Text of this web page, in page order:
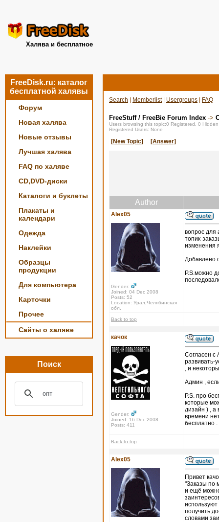
Халява и бесплатное
FreeDisk.ru: каталог
бесплатной халявы
Форум
Новая халява
Новые отзывы
Лучшая халява
FAQ по халяве
CD,DVD-диски
Каталоги и буклеты
Плакаты и
календари
Одежда
Наклейки
Образцы
продукции
Для компьютера
Карточки
Прочее
Сайты о халяве
Поиск
Search Memberlist| Usergroups FAQ
FreeStuff / FreeBie Forum Index ->
Users browsing this topic:0 Registered, 0
Registered Users: None
[New Topic] [Answer]
Author
Alex05
Gender:
Joined: 04 Dec 2008
Posts: 52
Location: Урал,Челябинская
обл.
вопрос для
топик-
изменения
Добавлено
P.S.можно
Back to top
качок
Gender:
Joined: 16 Dec 2008
Posts: 411
Согласен с
развивать-
, и
Админ ,
P.S. про
которые
дизайн ) , а
времени
бесплатно
Back to top
Alex05
Привет
"Заказы по
и ещё
получить
словами